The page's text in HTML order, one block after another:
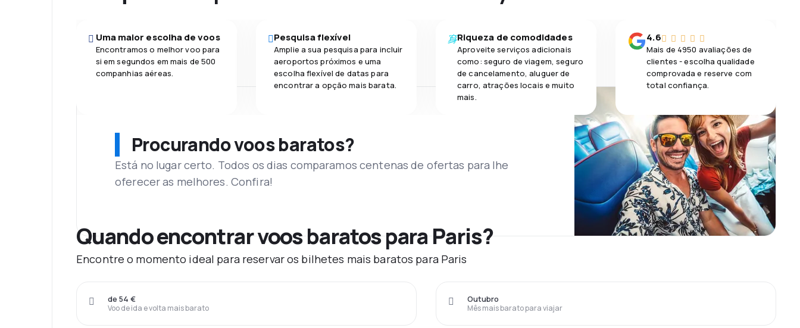
Uma maior escolha de voos
Encontramos o melhor voo para
si em segundos em mais de 500
companhias aéreas.
Pesquisa flexível
Amplie a sua pesquisa para incluir
aeroportos próximos e uma
escolha flexível de datas para
encontrar a opção mais barata.
Riqueza de comodidades
Aproveite serviços adicionais
como: seguro de viagem, seguro
de cancelamento, aluguer de
carro, atrações locais e muito
mais.
4.6
Mais de 4950 avaliações de
clientes - escolha qualidade
comprovada e reserve com
total confiança.
Procurando voos baratos?
Está no lugar certo. Todos os dias comparamos centenas de ofertas para lhe
oferecer as melhores. Confira!
Quando encontrar voos baratos para Paris?
Encontre o momento ideal para reservar os bilhetes mais baratos para Paris
Voo de ida e volta mais barato
de 54 €
Mês mais barato para viajar
Outubro